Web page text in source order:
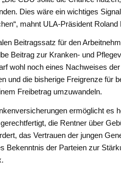
Dies wäre ein wichtiges
mahnt ULA-Präsident Roland
Beitragssatz für den
Beitrag zur Kranken- und
wohl noch eines Nachweises
und die bisherige Freigrenze für
Freibetrag umzuwandeln.
ermöglicht es
die Rentner über
das Vertrauen der jungen
Bekenntnis der Parteien zur